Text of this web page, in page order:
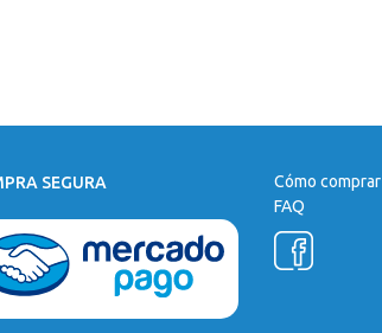
SEGURA
Cómo comprar
FAQ